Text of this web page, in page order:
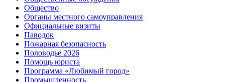
Общество
Органы местного самоуправления
Официальные визиты
Паводок
Пожарная безопасность
Половодье 2026
Помощь юриста
Программа «Любимый город»
Промышленность